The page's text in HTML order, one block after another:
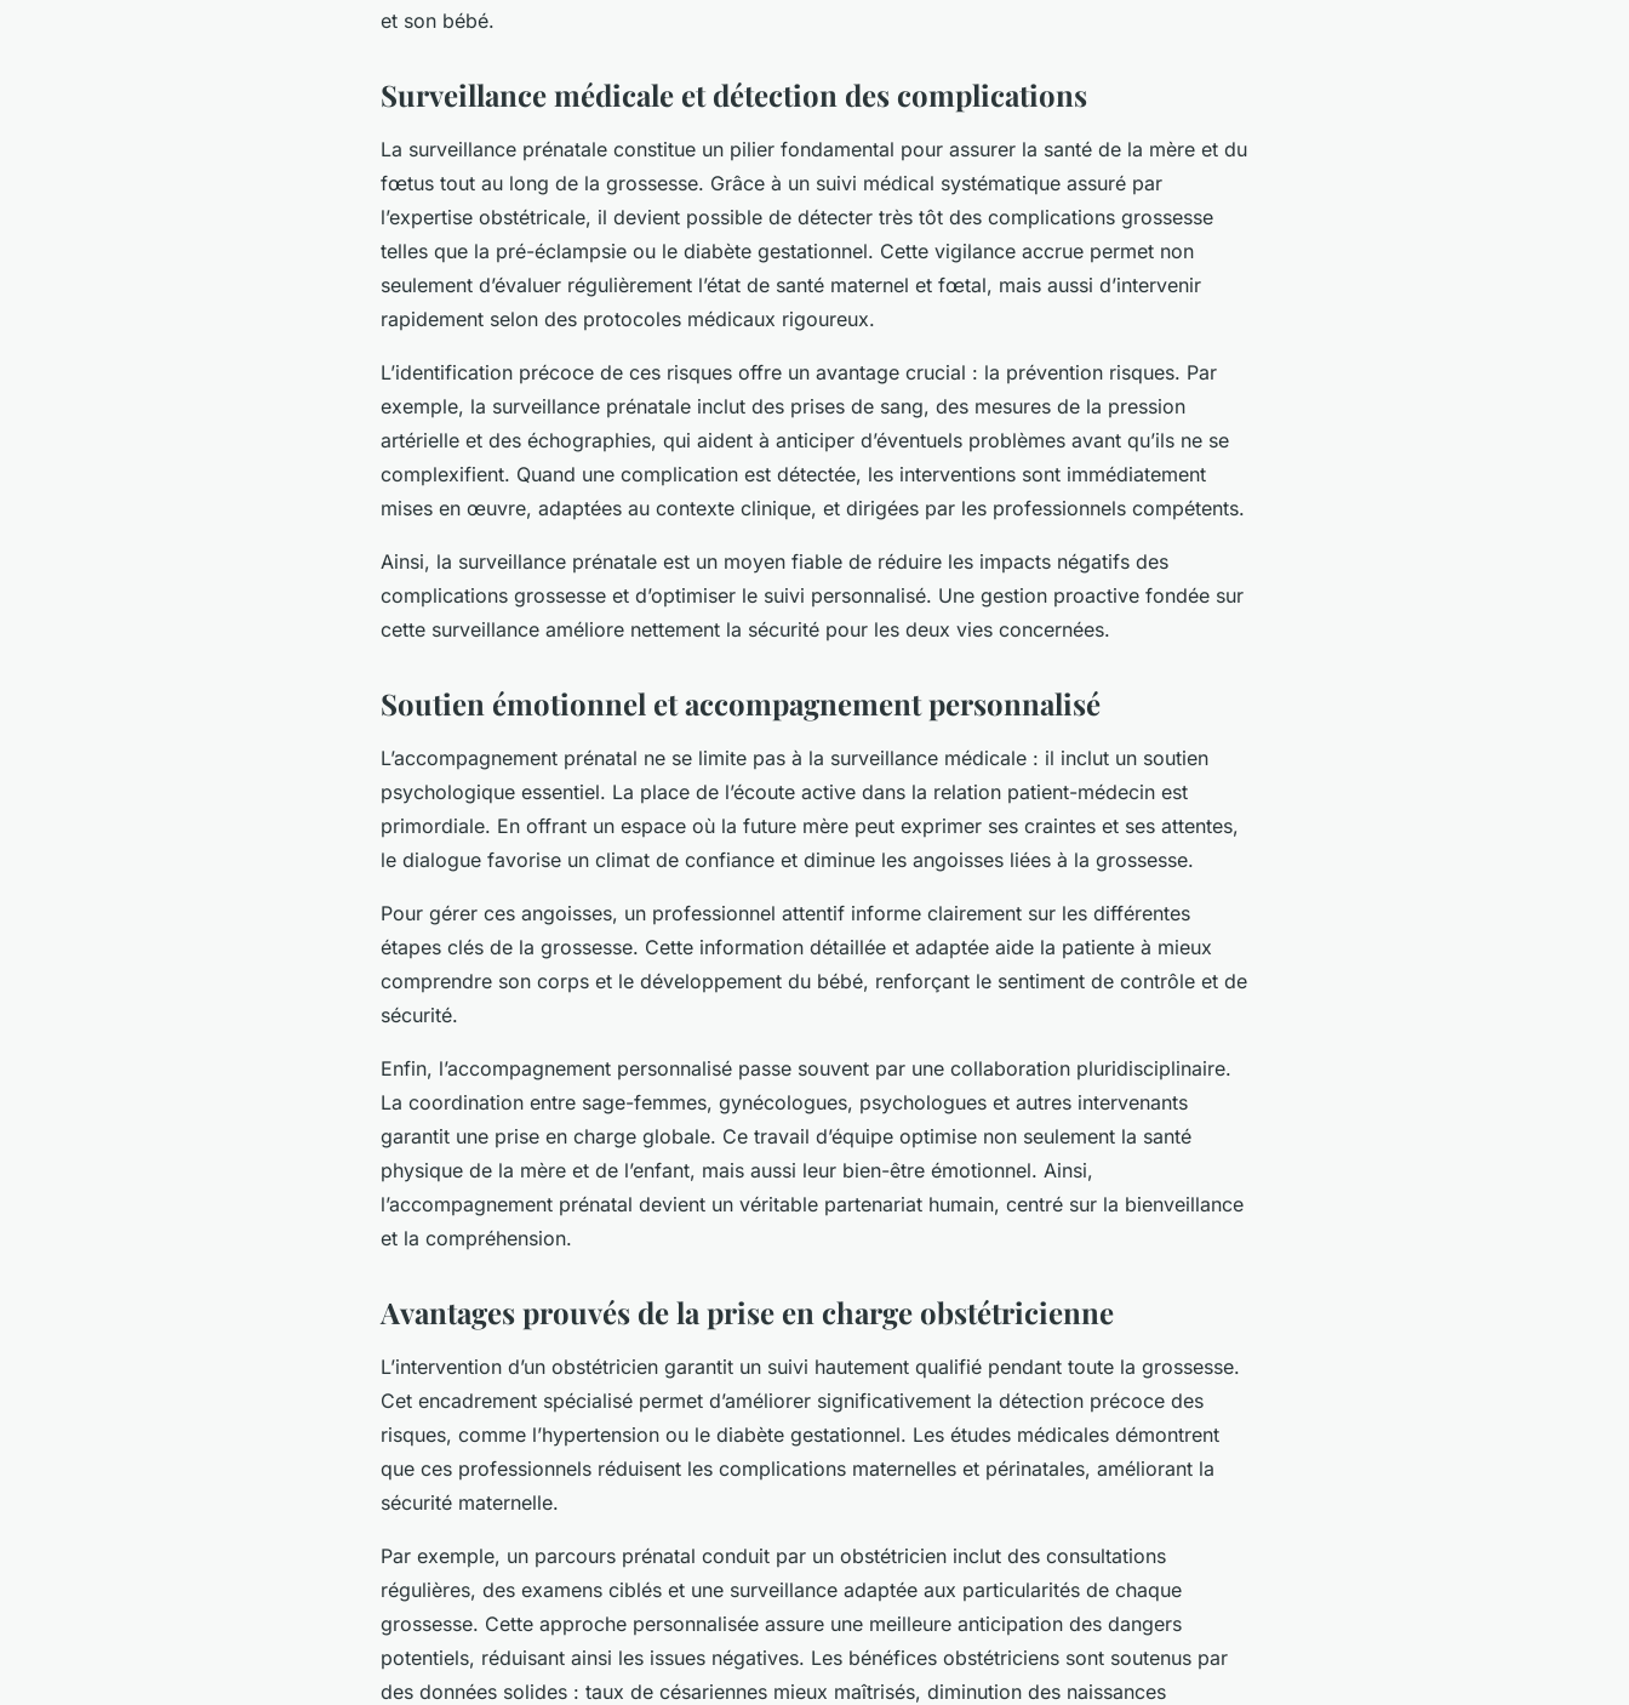
et son bébé.
Surveillance médicale et détection des complications
La surveillance prénatale constitue un pilier fondamental pour assurer la santé de la mère et du
fœtus tout au long de la grossesse. Grâce à un suivi médical systématique assuré par
l’expertise obstétricale, il devient possible de détecter très tôt des complications grossesse
telles que la pré-éclampsie ou le diabète gestationnel. Cette vigilance accrue permet non
seulement d’évaluer régulièrement l’état de santé maternel et fœtal, mais aussi d’intervenir
rapidement selon des protocoles médicaux rigoureux.
L’identification précoce de ces risques offre un avantage crucial : la prévention risques. Par
exemple, la surveillance prénatale inclut des prises de sang, des mesures de la pression
artérielle et des échographies, qui aident à anticiper d’éventuels problèmes avant qu’ils ne se
complexifient. Quand une complication est détectée, les interventions sont immédiatement
mises en œuvre, adaptées au contexte clinique, et dirigées par les professionnels compétents.
Ainsi, la surveillance prénatale est un moyen fiable de réduire les impacts négatifs des
complications grossesse et d’optimiser le suivi personnalisé. Une gestion proactive fondée sur
cette surveillance améliore nettement la sécurité pour les deux vies concernées.
Soutien émotionnel et accompagnement personnalisé
L’accompagnement prénatal ne se limite pas à la surveillance médicale : il inclut un soutien
psychologique essentiel. La place de l’écoute active dans la relation patient-médecin est
primordiale. En offrant un espace où la future mère peut exprimer ses craintes et ses attentes,
le dialogue favorise un climat de confiance et diminue les angoisses liées à la grossesse.
Pour gérer ces angoisses, un professionnel attentif informe clairement sur les différentes
étapes clés de la grossesse. Cette information détaillée et adaptée aide la patiente à mieux
comprendre son corps et le développement du bébé, renforçant le sentiment de contrôle et de
sécurité.
Enfin, l’accompagnement personnalisé passe souvent par une collaboration pluridisciplinaire.
La coordination entre sage-femmes, gynécologues, psychologues et autres intervenants
garantit une prise en charge globale. Ce travail d’équipe optimise non seulement la santé
physique de la mère et de l’enfant, mais aussi leur bien-être émotionnel. Ainsi,
l’accompagnement prénatal devient un véritable partenariat humain, centré sur la bienveillance
et la compréhension.
Avantages prouvés de la prise en charge obstétricienne
L’intervention d’un obstétricien garantit un suivi hautement qualifié pendant toute la grossesse.
Cet encadrement spécialisé permet d’améliorer significativement la détection précoce des
risques, comme l’hypertension ou le diabète gestationnel. Les études médicales démontrent
que ces professionnels réduisent les complications maternelles et périnatales, améliorant la
sécurité maternelle.
Par exemple, un parcours prénatal conduit par un obstétricien inclut des consultations
régulières, des examens ciblés et une surveillance adaptée aux particularités de chaque
grossesse. Cette approche personnalisée assure une meilleure anticipation des dangers
potentiels, réduisant ainsi les issues négatives. Les bénéfices obstétriciens sont soutenus par
des données solides : taux de césariennes mieux maîtrisés, diminution des naissances